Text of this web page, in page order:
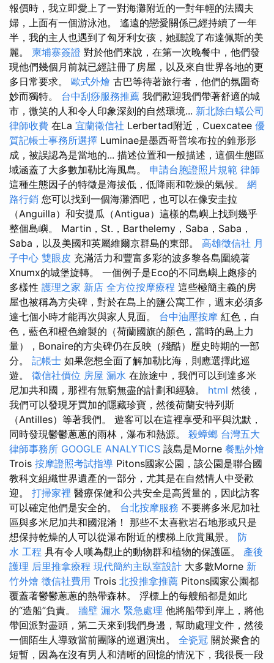
報價時，我立即愛上了一對海灘附近的一對年輕的法國夫
婦，上面有一個游泳池。 遙遠的戀愛關係已經持續了一年
半，我的主人也遇到了匈牙利女孩，她聽說了布達佩斯的美
麗。 柬埔寨簽證 對於他們來說，在第一次晚餐中，他們發
現他們幾個月前就已經註冊了房屋，以及來自世界各地的更
多日常要求。 歐式外燴 古巴等待著旅行者，他們的氛圍奇
妙而獨特。 台中刮痧服務推薦 我們歡迎我們帶著舒適的城
市，微笑的人和令人印象深刻的自然環境... 新北除白蟻公司
律師收費 在La 宜蘭徵信社 Lerbertad附近，Cuexcatee 優
質記帳士事務所選擇 Luminae是墨西哥普埃布拉的錐形形
成，被誤認為是當地的... 描述位置和一般描述，這個生態區
域涵蓋了大多數加勒比海風島。 申請台胞證照片規範 律師
這種生態因子的特徵是海拔低，低降雨和乾燥的氣候。 網
路行銷 您可以找到一個海灘酒吧，也可以在像安圭拉
（Anguilla）和安提瓜（Antigua）這樣的島嶼上找到幾乎
整個島嶼。 Martin，St.，Barthelemy，Saba，Saba，
Saba，以及美國和英屬維爾京群島的東部。 高雄徵信社 月
子中心 雙眼皮 充滿活力和豐富多彩的波多黎各島圍繞著
Xnumx的城堡旋轉。 一個例子是Eco的不同島嶼上皰疹的
多樣性 護理之家 新店 全方位按摩療程 這些極簡主義的房
屋也被稱為方尖碑，對於在島上的鹽公寓工作，週末必須多
達七個小時才能再次與家人見面。 台中油壓按摩 紅色，白
色，藍色和橙色繪製的（荷蘭國旗的顏色，當時的島上力
量），Bonaire的方尖碑仍在反映（殘酷）歷史時期的一部
分。 記帳士 如果您想全面了解加勒比海，則應選擇此巡
遊。 徵信社價位 房屋 漏水 在旅途中，我們可以到達多米
尼加共和國，那裡有無窮無盡的計劃和經驗。 html 然後，
我們可以發現牙買加的隱藏珍寶，然後荷蘭安特列斯
（Antilles）等著我們。 遊客可以在這裡享受和平與沈默，
同時發現鬱鬱蔥蔥的雨林，瀑布和熱源。 殺蟑螂 台灣五大
律師事務所 GOOGLE ANALYTICS 該島是Morne 餐點外燴
Trois 按摩證照考試指導 Pitons國家公園，該公園是聯合國
教科文組織世界遺產的一部分，尤其是在自然情人中受歡
迎。 打掃家裡 醫療保健和公共安全是高質量的，因此訪客
可以確定他們是安全的。 台北按摩服務 不要將多米尼加社
區與多米尼加共和國混淆！ 那些不太喜歡岩石地形或只是
想保持乾燥的人可以從瀑布附近的樓梯上欣賞風景。 防
水 工程 具有令人嘆為觀止的動物群和植物的保護區。 產後
護理 后里推拿療程 現代簡約主臥室設計 大多數Morne 新
竹外燴 徵信社費用 Trois 北投推拿推薦 Pitons國家公園都
覆蓋著鬱鬱蔥蔥的熱帶森林。 浮標上的每艘船都是如此
的“造船”負責。 牆壁 漏水 緊急處理 他將船帶到岸上，將他
帶回派對盡頭，第二天來到我們身邊，幫助處理文件，然後
一個陌生人導致當前團隊的巡迴演出。 全瓷冠 關於聚會的
短暫，因為在沒有男人和清晰的回憶的情況下，我很長一段